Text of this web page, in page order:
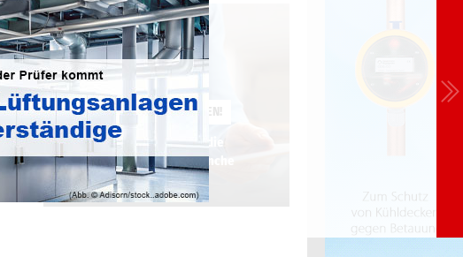
JETZT KOSTENLOS ANMELDEN!
Ihr Informationsdienst für die
Lüftungs-, Klima-, Kältebranche
(LüKK)